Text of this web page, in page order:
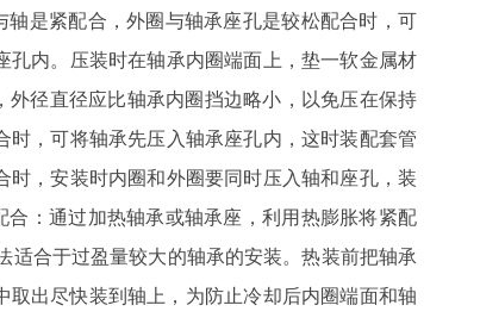
是紧配合，外圈与轴承座孔是较松配合时，可
内。压装时在轴承内圈端面上，垫一软金属材
径直径应比轴承内圈挡边略小，以免压在保持
，可将轴承先压入轴承座孔内，这时装配套管
，安装时内圈和外圈要同时压入轴和座孔，装
：通过加热轴承或轴承座，利用热膨胀将紧配
适合于过盈量较大的轴承的安装。热装前把轴承
出尽快装到轴上，为防止冷却后内圈端面和轴